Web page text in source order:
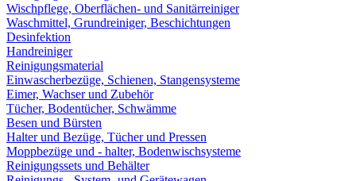
Wischpflege, Oberflächen- und Sanitärreiniger
Waschmittel, Grundreiniger, Beschichtungen
Desinfektion
Handreiniger
Reinigungsmaterial
Einwascherbezüge, Schienen, Stangensysteme
Eimer, Wachser und Zubehör
Tücher, Bodentücher, Schwämme
Besen und Bürsten
Halter und Bezüge, Tücher und Pressen
Moppbezüge und - halter, Bodenwischsysteme
Reinigungssets und Behälter